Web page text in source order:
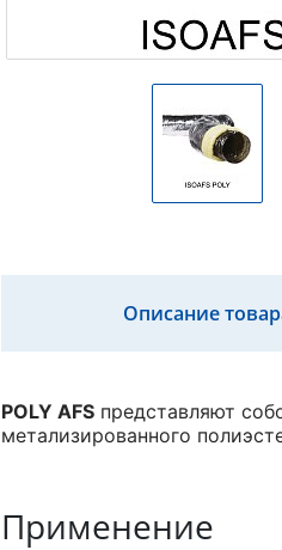
Описание
POLY AFS представляют
метализированного
Применение